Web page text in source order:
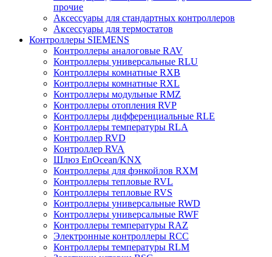
прочие
Аксессуары для стандартных контроллеров
Аксессуары для термостатов
Контроллеры SIEMENS
Контроллеры аналоговые RAV
Контроллеры универсальные RLU
Контроллеры комнатные RXB
Контроллеры комнатные RXL
Контроллеры модульные RMZ
Контроллеры отопления RVP
Контроллеры дифференциальные RLE
Контроллеры температуры RLA
Контроллер RVD
Контроллер RVA
Шлюз EnOcean/KNX
Контроллеры для фэнкойлов RXM
Контроллеры тепловые RVL
Контроллеры тепловые RVS
Контроллеры универсальные RWD
Контроллеры универсальные RWF
Контроллеры температуры RAZ
Электронные контроллеры RCC
Контроллеры температуры RLM